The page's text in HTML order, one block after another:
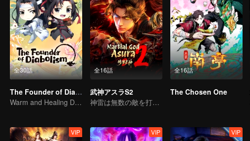
全30話
The Founder of Diabolism Q
Warm and Healing Daily Life
全16話
武神アスラS2
神雷は無数の敵を打ち払い、鬼斧は九洲を揺るがす！
全16話
The Chosen One
VIP VIP VIP